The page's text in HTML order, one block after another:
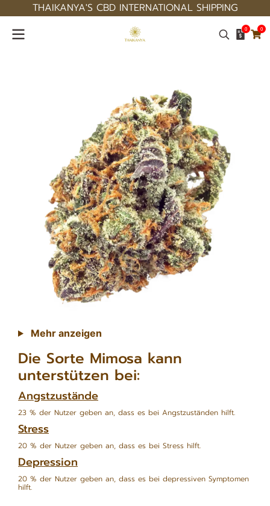
THAIKANYA'S CBD INTERNATIONAL SHIPPING
0 0
Mehr anzeigen
Die Sorte Mimosa kann
unterstützen bei:
Angstzustände
23 % der Nutzer geben an, dass es bei Angstzuständen hilft.
Stress
20 % der Nutzer geben an, dass es bei Stress hilft.
Depression
20 % der Nutzer geben an, dass es bei depressiven Symptomen
hilft.